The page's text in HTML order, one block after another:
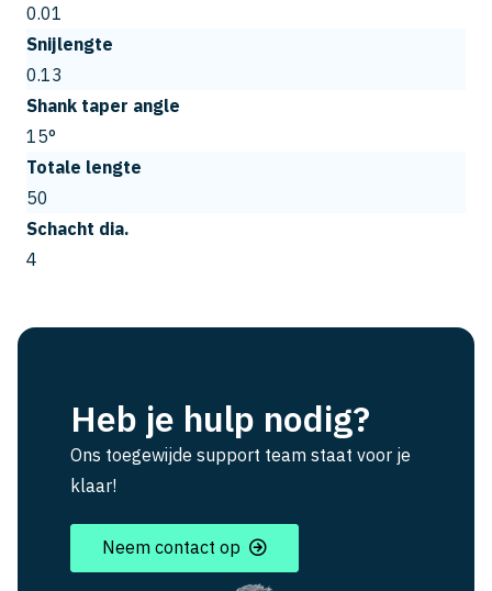
0.01
Snijlengte
0.13
Shank taper angle
15°
Totale lengte
50
Schacht dia.
4
Heb je hulp nodig?
Ons toegewijde support team staat voor je
klaar!
Neem contact op